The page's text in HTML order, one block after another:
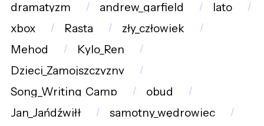
dramatyzm
andrew_garfield
lato
xbox
Rasta
zły_człowiek
Mehod
Kylo_Ren
Dzieci_Zamojszczyzny
Song_Writing_Camp
obud
Jan_Jańdźwiłł
samotny_wędrowiec